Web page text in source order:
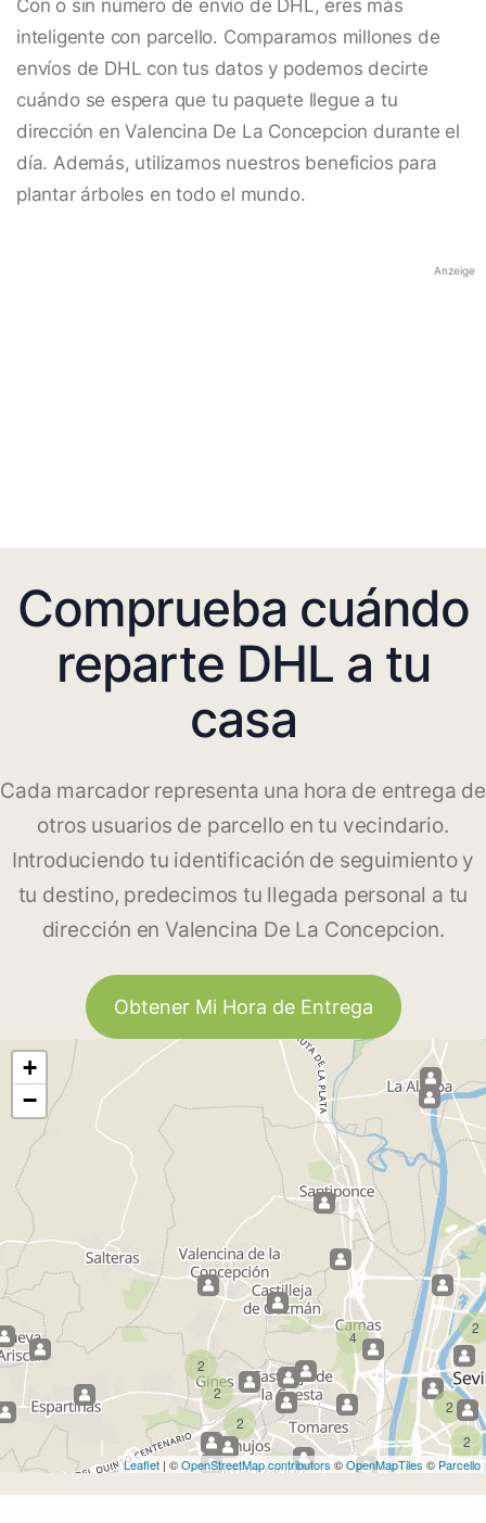
Con o sin número de envío de DHL, eres más
inteligente con parcello. Comparamos millones de
envíos de DHL con tus datos y podemos decirte
cuándo se espera que tu paquete llegue a tu
dirección en Valencina De La Concepcion durante el
día. Además, utilizamos nuestros beneficios para
plantar árboles en todo el mundo.
Anzeige
Comprueba cuándo
reparte DHL a tu
casa
Cada marcador representa una hora de entrega de
otros usuarios de parcello en tu vecindario.
Introduciendo tu identificación de seguimiento y
tu destino, predecimos tu llegada personal a tu
dirección en Valencina De La Concepcion.
Obtener Mi Hora de Entrega
2
2
2
2
2
2
4
+
−
Leaflet | ©OpenStreetMap contributors ©OpenMapTiles © Parcello